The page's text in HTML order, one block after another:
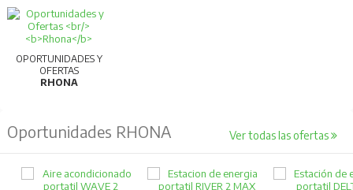
OPORTUNIDADES Y
OFERTAS
RHONA
Oportunidades RHONA Ver todas las ofertas